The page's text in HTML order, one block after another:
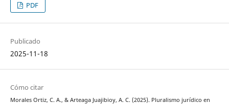
PDF
Publicado
2025-11-18
Cómo citar
Morales Ortiz, C. A., & Arteaga Juajibioy, A. C. (2025). Pluralismo jurídico en